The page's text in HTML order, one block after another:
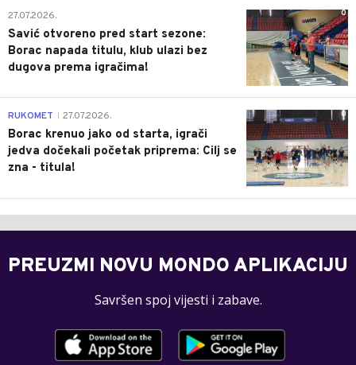
0
27.07.2026.
Savić otvoreno pred start sezone:
Borac napada titulu, klub ulazi bez
dugova prema igračima!
0
RUKOMET 27.07.2026.
Borac krenuo jako od starta, igrači
jedva dočekali početak priprema: Cilj se
zna - titula!
PREUZMI NOVU MONDO APLIKACIJU
Savršen spoj vijesti i zabave.